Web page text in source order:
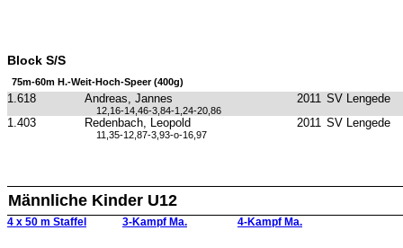
Block S/S
75m-60m H.-Weit-Hoch-Speer (400g)
1.618 Andreas, Jannes 2011 SV Lengede
12,16-14,46-3,84-1,24-20,86
1.403 Redenbach, Leopold 2011 SV Lengede
11,35-12,87-3,93-o-16,97
Männliche Kinder U12
4 x 50 m Staffel 3-Kampf Ma. 4-Kampf Ma.